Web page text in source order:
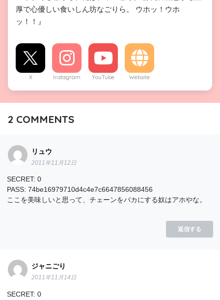
厚で心優しい食いしん坊なごりら。 ウホッ！ウホ
ッ！！』
X Instagram YouTube Website
2 COMMENTS
リュウ
2011年11月12日
SECRET: 0
PASS: 74be16979710d4c4e7c6647856088456
ここを美味しいと思って、チェーンをバカにする奴はアホやな。
返信する
ジャニごり
2011年11月14日
SECRET: 0